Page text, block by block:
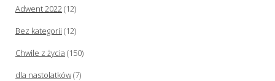
Adwent 2022(12)
Bez kategorii (12)
Chwile z życia (150)
dla nastolatków(7)